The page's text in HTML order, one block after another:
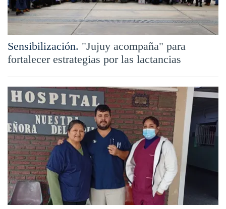
Sensibilización. "Jujuy acompaña" para
fortalecer estrategias por las lactancias